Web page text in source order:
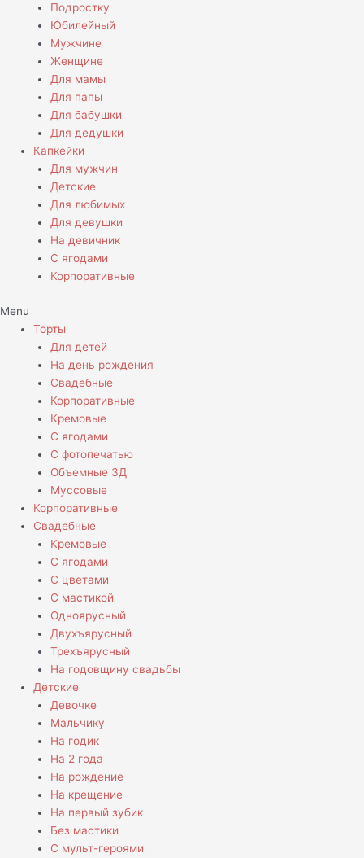
Подростку
Юбилейный
Мужчине
Женщине
Для мамы
Для папы
Для бабушки
Для дедушки
Капкейки
Для мужчин
Детские
Для любимых
Для девушки
На девичник
С ягодами
Корпоративные
Menu
Торты
Для детей
На день рождения
Свадебные
Корпоративные
Кремовые
С ягодами
С фотопечатью
Объемные 3Д
Муссовые
Корпоративные
Свадебные
Кремовые
С ягодами
С цветами
С мастикой
Одноярусный
Двухъярусный
Трехъярусный
На годовщину свадьбы
Детские
Девочке
Мальчику
На годик
На 2 года
На рождение
На крещение
На первый зубик
Без мастики
С мульт-героями